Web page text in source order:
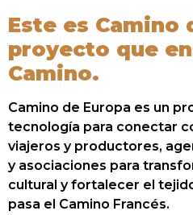
Este es Camino
proyecto que
Camino.
Camino de Europa es un
tecnología para conectar
viajeros y productores,
y asociaciones para
cultural y fortalecer el
pasa el Camino Francés.